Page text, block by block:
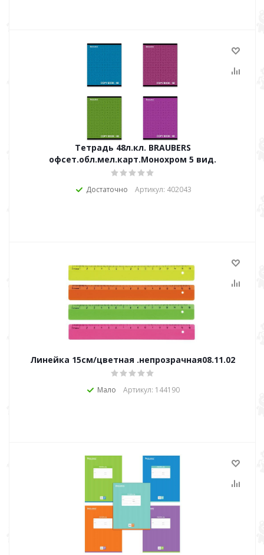
Тетрадь 48л.кл. BRAUBERS
офсет.обл.мел.карт.Монохром 5 вид.
Достаточно Артикул: 402043
Линейка 15см/цветная .непрозрачная08.11.02
Мало Артикул: 144190